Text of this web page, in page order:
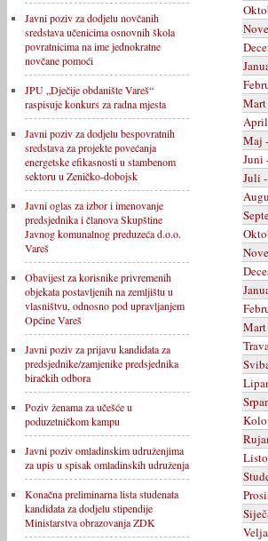
Javni poziv za dodjelu novčanih
sredstava učenicima osnovnih škola
povratnicima na ime jednokratne
novčane pomoći
JPU „Dječije obdanište Vareš“
raspisuje konkurs za radna mjesta
Javni poziv za dodjelu bespovratnih
sredstava za projekte povećanja
energetske efikasnosti u stambenom
sektoru u Zeničko-dobojsk
Javni oglas za izbor i imenovanje
predsjednika i članova Skupštine
Javnog komunalnog preduzeća d.o.o.
Vareš
Obavijest za korisnike privremenih
objekata postavljenih na zemljištu u
vlasništvu, odnosno pod upravljanjem
Općine Vareš
Javni poziv za prijavu kandidata za
predsjednike/zamjenike predsjednika
biračkih odbora
Poziv ženama za učešće u
poduzetničkom kampu
Javni poziv omladinskim udruženjima
za upis u spisak omladinskih udruženja
Konačna preliminarna lista studenata
kandidata za dodjelu stipendije
Ministarstva obrazovanja ZDK
Maj
Juni
Juli